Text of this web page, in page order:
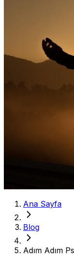
Ana Sayfa
Blog
Adım Adım